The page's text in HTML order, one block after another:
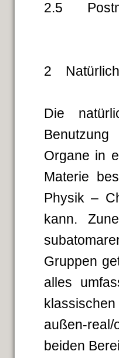
2.5
2
Die
Organe in
Materie
Physik –
kann.
Gruppen
alles
außen-real/
beiden